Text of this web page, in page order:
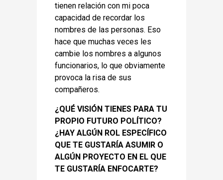
tienen relación con mi poca
capacidad de recordar los
nombres de las personas. Eso
hace que muchas veces les
cambie los nombres a algunos
funcionarios, lo que obviamente
provoca la risa de sus
compañeros.
¿QUÉ VISIÓN TIENES PARA TU
PROPIO FUTURO POLÍTICO?
¿HAY ALGÚN ROL ESPECÍFICO
QUE TE GUSTARÍA ASUMIR O
ALGÚN PROYECTO EN EL QUE
TE GUSTARÍA ENFOCARTE?